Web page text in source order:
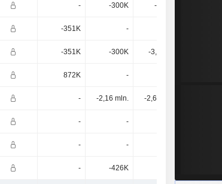
- -300K -3 mln.
-351K -
-351K -300K -3,4 mln.
872K -
- -2,16 mln. -2,62 mln.
- -
- -
- -426K